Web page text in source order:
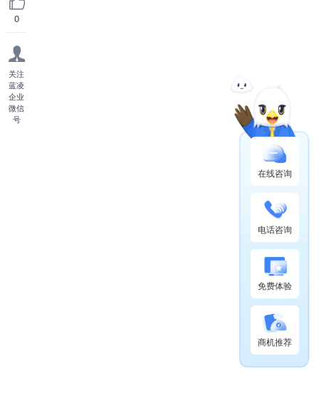
0
关注
蓝凌
企业
微信
号
在线咨询
电话咨询
免费体验
商机推荐